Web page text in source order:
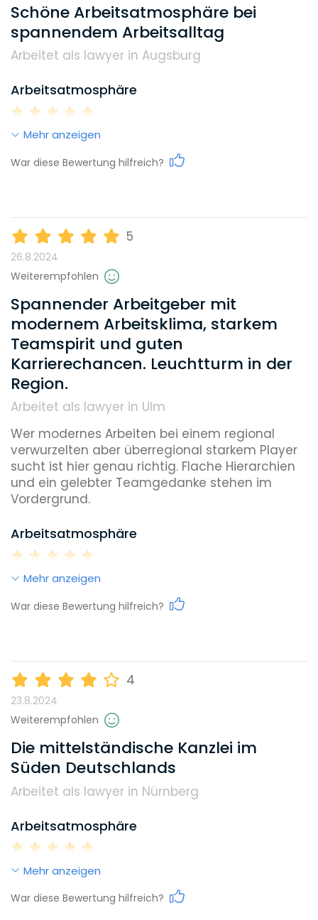
Weiterbildungsmöglichkeiten
Reputation
Diversity
Umweltbewusstsein
Benefits, die dieser Arbeitgeber bietet
Übernahme Mitgliedsbeiträge
Unterstützung Fachanwaltstitel
Schöne Arbeitsatmosphäre bei
spannendem Arbeitsalltag
Arbeitet als lawyer in Augsburg
Arbeitsatmosphäre
Gehalt
Weiterbildungsmöglichkeiten
Reputation
Diversity
Umweltbewusstsein
Benefits, die dieser Arbeitgeber bietet
Flexible Arbeitszeiten
Mehr anzeigen
War diese Bewertung hilfreich?
5
26.8.2024
Weiterempfohlen
Spannender Arbeitgeber mit
modernem Arbeitsklima, starkem
Teamspirit und guten
Karrierechancen. Leuchtturm in der
Region.
Arbeitet als lawyer in Ulm
Wer modernes Arbeiten bei einem regional
verwurzelten aber überregional starkem Player
sucht ist hier genau richtig. Flache Hierarchien
und ein gelebter Teamgedanke stehen im
Vordergrund.
Arbeitsatmosphäre
Gehalt
Weiterbildungsmöglichkeiten
Reputation
Diversity
Mehr anzeigen
War diese Bewertung hilfreich?
4
23.8.2024
Weiterempfohlen
Die mittelständische Kanzlei im
Süden Deutschlands
Arbeitet als lawyer in Nürnberg
Arbeitsatmosphäre
Mehr anzeigen
War diese Bewertung hilfreich?